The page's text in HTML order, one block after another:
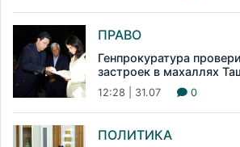
ПРАВО
Генпрокуратура
застроек в махаллях
12:28 | 31.07 0
ПОЛИТИКА